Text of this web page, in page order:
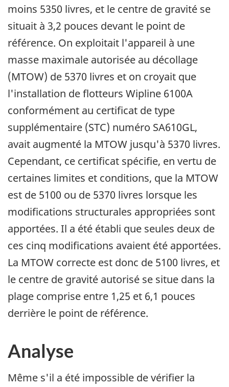
moins 5350 livres, et le centre de gravité se
situait à 3,2 pouces devant le point de
référence. On exploitait l'appareil à une
masse maximale autorisée au décollage
(MTOW) de 5370 livres et on croyait que
l'installation de flotteurs Wipline 6100A
conformément au certificat de type
supplémentaire (STC) numéro SA610GL,
avait augmenté la MTOW jusqu'à 5370 livres.
Cependant, ce certificat spécifie, en vertu de
certaines limites et conditions, que la MTOW
est de 5100 ou de 5370 livres lorsque les
modifications structurales appropriées sont
apportées. Il a été établi que seules deux de
ces cinq modifications avaient été apportées.
La MTOW correcte est donc de 5100 livres, et
le centre de gravité autorisé se situe dans la
plage comprise entre 1,25 et 6,1 pouces
derrière le point de référence.
Analyse
Même s'il a été impossible de vérifier la